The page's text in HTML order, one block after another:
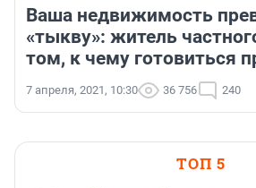
Ваша недвижимость
«тыкву»: житель
том, к чему готовиться
7 апреля, 2021, 10:30 36 756 240
ТОП 5